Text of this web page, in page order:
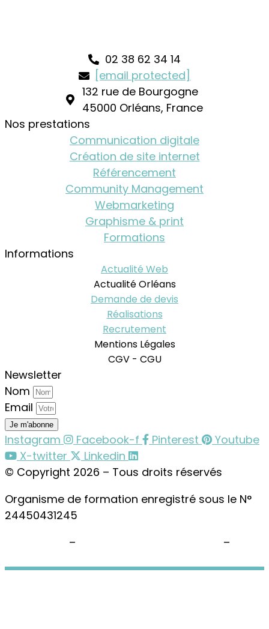
02 38 62 34 14
[email protected]
132 rue de Bourgogne
45000 Orléans, France
Nos prestations
Communication digitale
Création de site internet
Référencement
Community Management
Webmarketing
Graphisme & print
Formations
Informations
Actualité Web
Actualité Orléans
Demande de devis
Réalisations
Recrutement
Mentions Légales
CGV - CGU
Newsletter
Nom
Email
Je m'abonne
Instagram Facebook-f Pinterest
Youtube
X-twitter
Linkedin
© Copyright 2026 – Tous droits réservés
Organisme de formation enregistré sous le N°
24450431245
–
–